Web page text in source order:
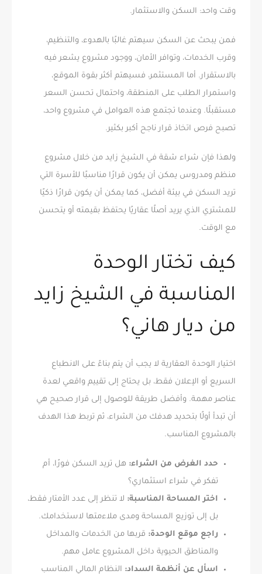
وقت واحد: السكن والاستثمار.
فمن يبحث عن السكن سيهتم غالبًا بالهدوء، والتنظيم،
وقرب الخدمات، وتوافر الأمان، ووجود مشروع يشعر فيه
بالاستقرار. أما المستثمر، فسيهتم أكثر بقوة الموقع،
واستمرار الطلب على المنطقة، واحتمال تحسن السعر
مستقبلًا. وعندما تجتمع هذه العوامل في مشروع واحد،
تصبح فرص اتخاذ قرار ناجح أكبر بكثير.
ولهذا فإن شراء شقة في الشيخ زايد من خلال مشروع
منظم ومدروس يمكن أن يكون قرارًا مناسبًا للأسرة التي
تريد السكن في بيئة أفضل، كما يمكن أن يكون قرارًا ذكيًا
للمشتري الذي يريد أصلًا عقاريًا يحتفظ بقيمته أو يتحسن
مع الوقت.
كيف تختار الوحدة
المناسبة في الشيخ زايد
من ديار هاني؟
اختيار الوحدة العقارية لا يجب أن يتم بناءً على الانطباع
السريع أو الإعلان فقط، بل يحتاج إلى تقييم واقعي لعدة
عناصر مهمة. وأفضل طريقة للوصول إلى قرار صحيح هي
أن تبدأ أولًا بتحديد هدفك من الشراء، ثم تربط هذا الهدف
بالمشروع المناسب.
حدد الغرض من الشراء: هل تريد السكن فورًا، أم
تفكر في شراء استثماري؟
اختر المساحة المناسبة: لا تنظر إلى عدد الأمتار فقط،
بل إلى توزيع المساحة ومدى ملاءمتها لاستخدامك.
راجع موقع الوحدة: قربها من الخدمات والمداخل
والمناطق الحيوية داخل المشروع عامل مهم.
اسأل عن أنظمة السداد: النظام المالي المناسب